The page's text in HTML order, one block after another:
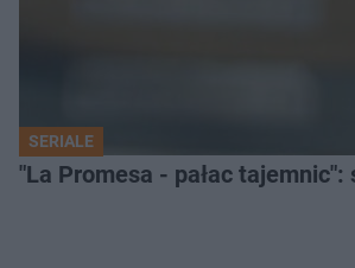
SERIALE
"La Promesa - pałac